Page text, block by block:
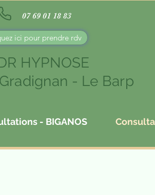
07 69 01 18 83
ici pour prendre rdv
HYPNOSE
- Le Barp
- BIGANOS